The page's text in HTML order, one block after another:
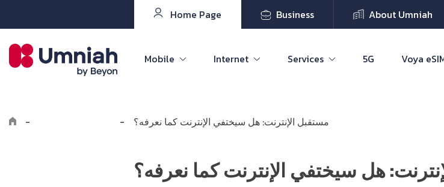
Home Page Business About Umniah
Mobile Internet Services 5G Voya
- - مستقبل الإنترنت: هل سيختفي الإنترنت كما نعرفه؟
هل سيختفي الإنترنت كما نعرفه؟